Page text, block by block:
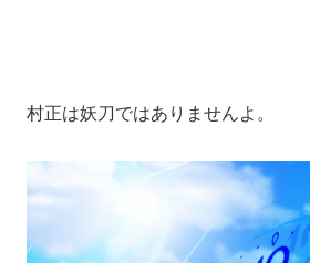
村正は妖刀ではありませんよ。